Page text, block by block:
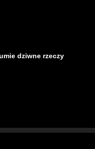
dziwne rzeczy